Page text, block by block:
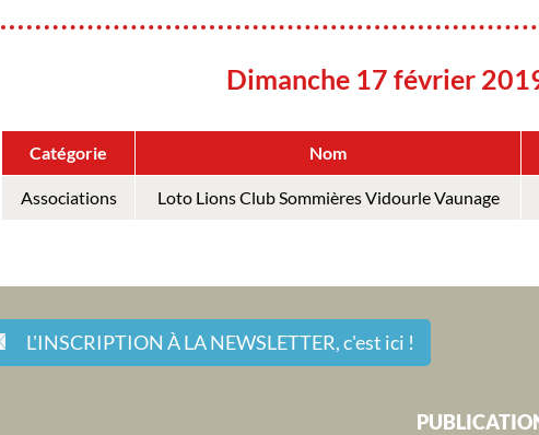
Dimanche 17 février
Catégorie Nom
Associations Loto Lions Club Sommières Vidourle Vaunage
L'INSCRIPTION À LA NEWSLETTER,c'est ici !